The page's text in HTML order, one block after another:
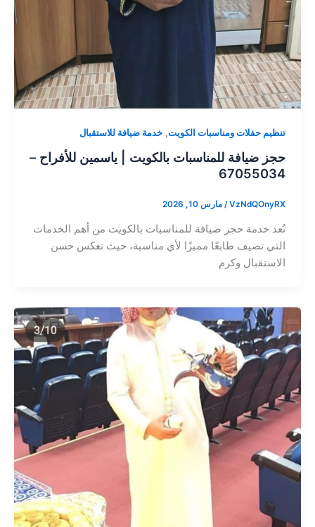
تنظيم حفلات ومناسبات الكويت, خدمة ضيافة للاستقبال
حجز ضيافة للمناسبات بالكويت | ياسمين للأفراح –
67055034
VzNdQOnyRX
/ مارس 10, 2026
تُعد خدمة حجز ضيافة للمناسبات بالكويت من أهم الخدمات
التي تضيف طابعًا مميزًا لأي مناسبة، حيث تعكس حسن
الاستقبال وكرم